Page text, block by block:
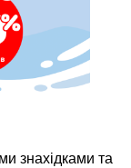
знахідками та